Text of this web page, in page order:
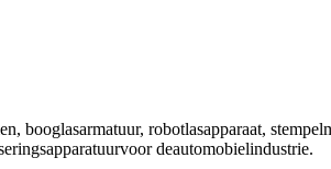
, booglasarmatuur, robotlasapparaat,
voor deautomobielindustrie.